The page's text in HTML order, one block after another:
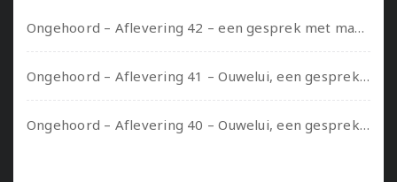
Ongehoord – Aflevering 42 – een gesprek met marijn over seksueel opbloeien, het ouderschap uitvinden en verschillende leeftijden in je mee dragen
Ongehoord – Aflevering 41 – Ouwelui, een gesprek met Marcelle over polyamorie op latere leeftijd, (mantel)zorg voor je partners en seksueel plezier.
Ongehoord – Aflevering 40 – Ouwelui, een gesprek met Sadie Lune over vormende relaties en de geschiedenis van de queer pornobeweging